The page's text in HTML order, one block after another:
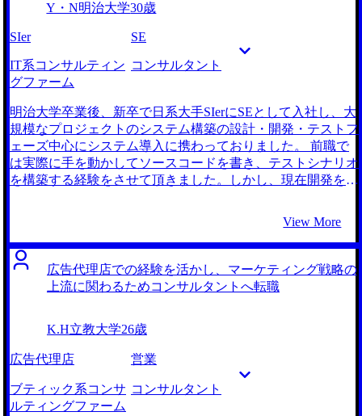
Y・N明治大学30歳
SIer SE
IT系コンサルティン
グファーム
コンサルタント
明治大学卒業後、新卒で日系大手SIerにSEとして入社し、大
規模なプロジェクトのシステム構築の設計・開発・テストフ
ェーズ中心にシステム導入に携わっておりました。 前職で
は実際に手を動かしてソースコードを書き、テストシナリオ
を構築する経験をさせて頂きました。しかし、現在開発を進
中、漠然と転職への意識が高まっていきました。 進捗管理
や課題管理といったプロジェクト管理責任者ばかり社内で評
価されている現状を鑑みて、私ももっと上流工程に関わりた
いという思いが強くなっていきました。システム開発の中で
ておりました。 MyVision含めて3社です。 初回面接にも関わ
らず、担当の江原さんは「各ITコンサルファームが求めてい
る人物像」を満たすため、書類作成時に注意すべき実践的な
アドバイスを下さいました。親身に向き合ってくれる姿勢が
見受けられ、MyVisionを利用させていただきました。 求人
View More
広告代理店での経験を活かし、マーケティング戦略の
上流に関わるためコンサルタントへ転職
K.H立教大学26歳
広告代理店 営業
ブティック系コンサ
ルティングファーム
コンサルタント